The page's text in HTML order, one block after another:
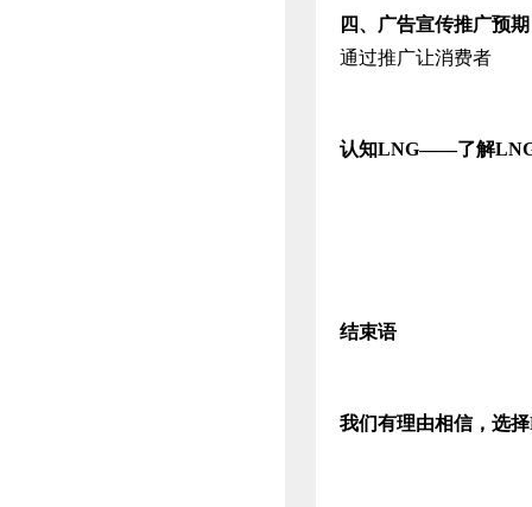
四、
广告宣传推广预
通过推广让消费者
认知LNG――了解
结束语
我们有理由相信，选